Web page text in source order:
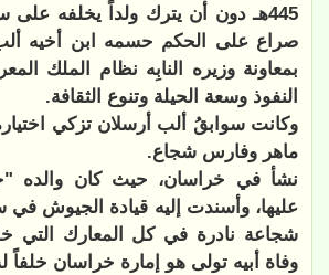
445هـ دون أن يترك ولداً يخلفه
صراع على الحكم حسمه ابن أخيه
بمعاونة وزيره النابِه نظام الملك
النفوذ وسعة الحيلة وتنوع الثقافة.
وكانت سوابقُ ألب أرسلان تزكي
ماهر وفارس شجاع.
نشأ في خراسان، حيث كان والده
عليها، وأسندت إليه قيادة الجيوش
شجاعة نادرة في كل المعارك التي
وفاة أبيه تولى هو إمارة خراسان خلفاً